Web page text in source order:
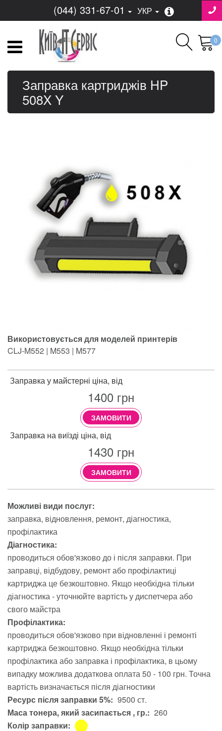
(044) 331-67-01 УКР
0
Заправка картриджів HP
508X Y
Використовується для моделей принтерів
CLJ-M552 | M553 | M577
Заправка у майстерні ціна, від
1400 грн
ЗАМОВИТИ
Заправка на виїзді ціна, від
1430 грн
ЗАМОВИТИ
Можливі види послуг:
заправка відновлення ремонт діагностика
профілактика
Діагностика:
проводиться обов'язково до і після заправки. При
заправці, відбудову, ремонт або профілактиці
картриджа це безкоштовно. Якщо необхідна тільки
діагностика - уточнюйте вартість у диспетчера або
свого майстра
Профілактика:
проводиться обов'язково при відновленні і ремонті
картриджа безкоштовно. Якщо необхідна тільки
профілактика або заправка і профілактика, в цьому
випадку можлива додаткова оплата 50 - 100 грн. Точна
вартість визначається після діагностики
Ресурс після заправки 5%: 9500 ст.
Маса тонера, який засипається , гр.: 260
Колір заправки: